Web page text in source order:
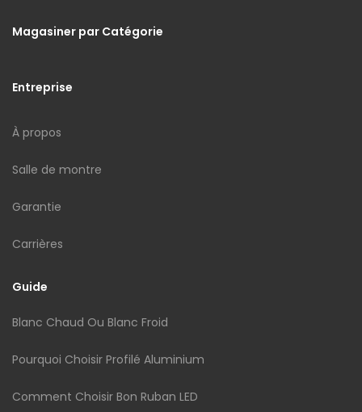
Magasiner par Catégorie
Entreprise
À propos
Salle de montre
Garantie
Carrières
Guide
Blanc Chaud Ou Blanc Froid
Pourquoi Choisir Profilé Aluminium
Comment Choisir Bon Ruban LED